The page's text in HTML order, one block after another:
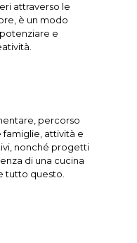
attraverso le
è un modo
e
percorso
famiglie, attività e
nonché progetti
di una cucina
tutto questo.